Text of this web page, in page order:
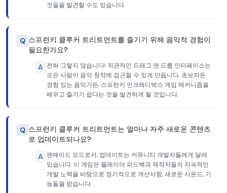
것들을 발견할 수도 있습니다.
Q 스프런키 클루커 트리트먼트를 즐기기 위해 음악적 경험이
필요한가요?
A 전혀 그렇지 않습니다! 직관적인 드래그 앤 드롭 인터페이스는
모든 사람이 음악 창작에 접근할 수 있게 만듭니다. 초보자든
경험 있는 음악가든, 스프런키 인크레디박스 게임 메커니즘을
배우고 즐기기 쉽다는 것을 발견하게 될 것입니다.
Q 스프런키 클루커 트리트먼트는 얼마나 자주 새로운 콘텐츠
로 업데이트되나요?
A 팬메이드 모드로서, 업데이트는 커뮤니티 개발자들에게 달려
있습니다. 이 게임은 플레이어 피드백과 제작자들의 지속적인
개발 노력을 바탕으로 정기적으로 개선사항, 새로운 사운드, 기
능들을 받습니다.